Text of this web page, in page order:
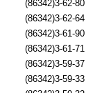
(86342)3-62-80
(86342)3-62-64
(86342)3-61-90
(86342)3-61-71
(86342)3-59-37
(86342)3-59-33